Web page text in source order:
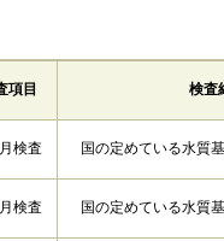
項目 検査
検査 国の定めている水質
検査 国の定めている水質